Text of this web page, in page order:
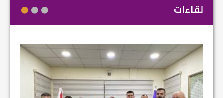
لقاءات